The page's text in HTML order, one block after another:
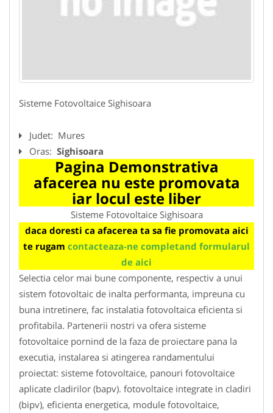
Sisteme Fotovoltaice Sighisoara
Judet: Mures
Oras: Sighisoara
Pagina Demonstrativa
afacerea nu este promovata
iar locul este liber
Sisteme Fotovoltaice Sighisoara
daca doresti ca afacerea ta sa fie promovata aici
te rugam contacteaza-ne completand formularul
de aici
Selectia celor mai bune componente, respectiv a unui
sistem fotovoltaic de inalta performanta, impreuna cu
buna intretinere, fac instalatia fotovoltaica eficienta si
profitabila. Partenerii nostri va ofera sisteme
fotovoltaice pornind de la faza de proiectare pana la
executia, instalarea si atingerea randamentului
proiectat: sisteme fotovoltaice, panouri fotovoltaice
aplicate cladirilor (bapv). fotovoltaice integrate in cladiri
(bipv), eficienta energetica, module fotovoltaice,